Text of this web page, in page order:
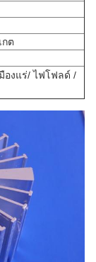
ต
องแร่/ ไฟโฟลด์ /